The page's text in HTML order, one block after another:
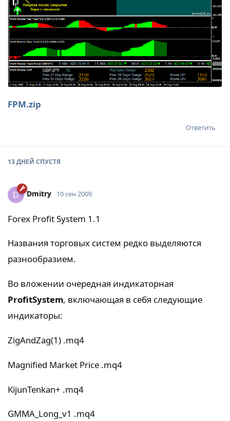
FPM.zip
Ответить
13 ДНЕЙ СПУСТЯ
D Dmitry 10 сен 2009
Forex Profit System 1.1
Названия торговых систем редко выделяются
разнообразием.
Во вложении очередная индикаторная
ProfitSystem, включающая в себя следующие
индикаторы:
ZigAndZag(1) .mq4
Magnified Market Price .mq4
KijunTenkan+ .mq4
GMMA_Long_v1 .mq4